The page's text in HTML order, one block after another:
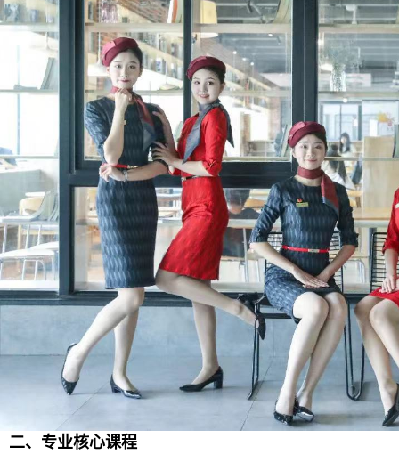
二、专业核心课程